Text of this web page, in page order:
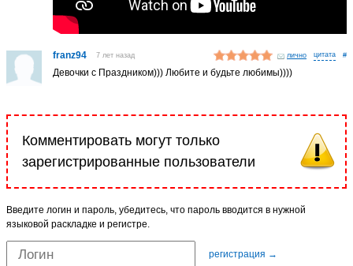
franz94 7 лет назад лично #
Девочки с Праздником))) Любите и будьте любимы))))
Комментировать могут только
зарегистрированные пользователи
Введите логин и пароль, убедитесь, что пароль вводится в нужной
языковой раскладке и регистре.
регистрация →